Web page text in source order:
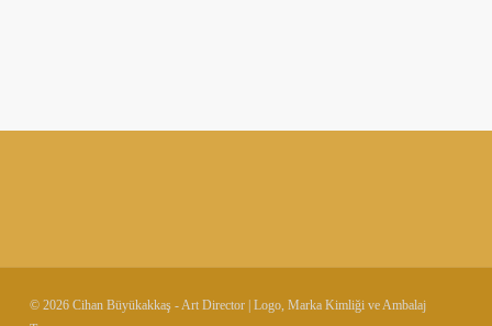
© 2026 Cihan Büyükakkaş - Art Director | Logo, Marka Kimliği ve Ambalaj